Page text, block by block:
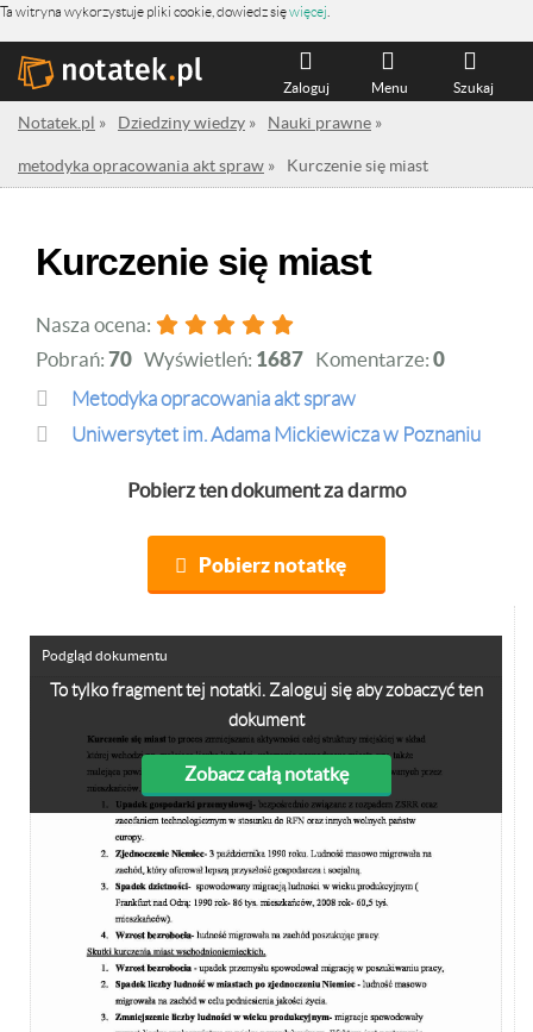
Ta witryna wykorzystuje pliki cookie, dowiedz sięwięcej
Szukaj
Menu
Zaloguj
Notatek.pl » Dziedziny wiedzy » Nauki prawne »
metodyka opracowania akt spraw » Kurczenie się miast
Kurczenie się miast
Nasza ocena:
Pobrań: 70 Wyświetleń: 1687 Komentarze: 0
metodyka opracowania akt spraw
Uniwersytet im. Adama Mickiewicza w Poznaniu
Pobierz ten dokument za darmo
Pobierz notatkę
To tylko fragment tej notatki. Zaloguj się aby zobaczyć ten
dokument
Zobacz całą notatkę
Podgląd dokumentu